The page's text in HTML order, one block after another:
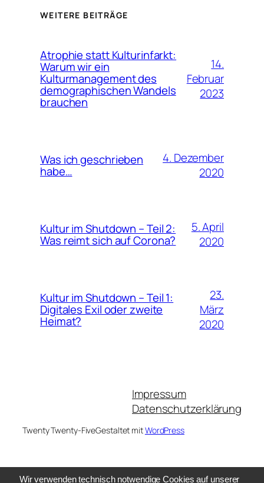
WEITERE BEITRÄGE
Atrophie statt Kulturinfarkt:
Warum wir ein
Kulturmanagement des
demographischen Wandels
brauchen
14.
Februar
2023
Was ich geschrieben
habe…
4. Dezember
2020
Kultur im Shutdown – Teil 2:
Was reimt sich auf Corona?
5. April
2020
Kultur im Shutdown – Teil 1:
Digitales Exil oder zweite
Heimat?
23.
März
2020
Impressum
Datenschutzerklärung
Twenty Twenty-FiveGestaltet mitWordPress
Wir verwenden technisch notwendige Cookies auf unserer